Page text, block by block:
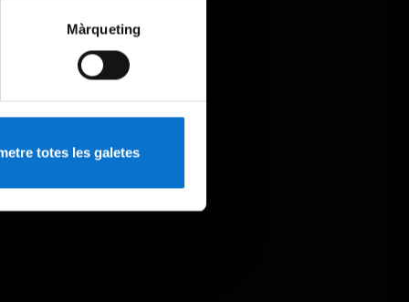
Màrqueting
totes les galetes